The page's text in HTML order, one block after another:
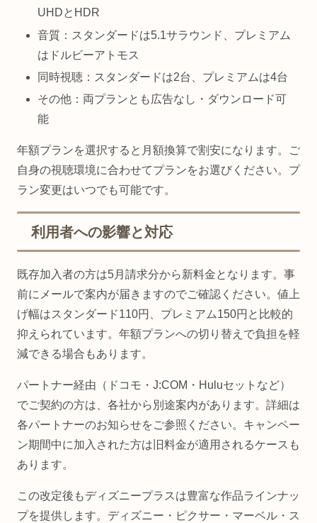
UHDとHDR
音質：スタンダードは5.1サラウンド、プレミアム
はドルビーアトモス
同時視聴：スタンダードは2台、プレミアムは4台
その他：両プランとも広告なし・ダウンロード可
能
年額プランを選択すると月額換算で割安になります。ご
自身の視聴環境に合わせてプランをお選びください。プ
ラン変更はいつでも可能です。
利用者への影響と対応
既存加入者の方は5月請求分から新料金となります。事
前にメールで案内が届きますのでご確認ください。値上
げ幅はスタンダード110円、プレミアム150円と比較的
抑えられています。年額プランへの切り替えで負担を軽
減できる場合もあります。
パートナー経由（ドコモ・J:COM・Huluセットなど）
でご契約の方は、各社から別途案内があります。詳細は
各パートナーのお知らせをご参照ください。キャンペー
ン期間中に加入された方は旧料金が適用されるケースも
あります。
この改定後もディズニープラスは豊富な作品ラインナッ
プを提供します。ディズニー・ピクサー・マーベル・ス